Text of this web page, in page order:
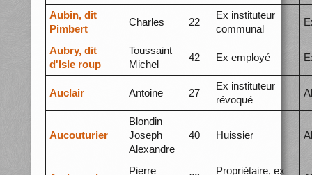
Aubin, dit
Pimbert
Charles 22
Ex instituteur
communal
Aubry, dit
d'Isle roup
Toussaint
Michel
42 Ex employé
Auclair Antoine 27
Ex instituteur
révoqué
Aucouturier
Blondin
Joseph
Alexandre
40 Huissier
Pierre
Propriétaire, ex